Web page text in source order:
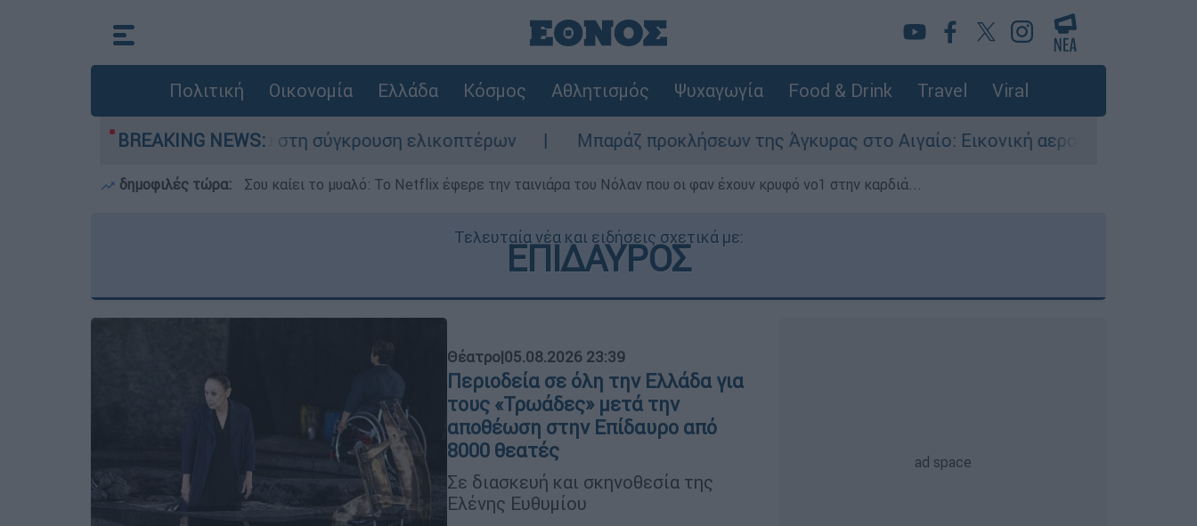
Πολιτική Οικονομία Ελλάδα Κόσμος Αθλητισμός Ψυχαγωγία Food & Drink Travel Viral
BREAKING NEWS:
τη ζωή του στη σύγκρουση ελικοπτέρων Μπαράζ προκλήσεων της Άγκυρας στο Αιγαίο: Εικονική αερομαχία ανάμεσα σε ελληνικά
δημοφιλές τώρα: Σου καίει το μυαλό: Το Netflix έφερε την ταινιάρα του Νόλαν που οι φαν έχουν κρυφό νο1 στην καρδιά...
Τελευταία νέα και ειδήσεις σχετικά με:
ΕΠΙΔΑΥΡΟΣ
Θέατρο|05.08.2026 23:39
Περιοδεία σε όλη την Ελλάδα για
τους «Τρωάδες» μετά την
αποθέωση στην Επίδαυρο από
8000 θεατές
Σε διασκευή και σκηνοθεσία της
Ελένης Ευθυμίου